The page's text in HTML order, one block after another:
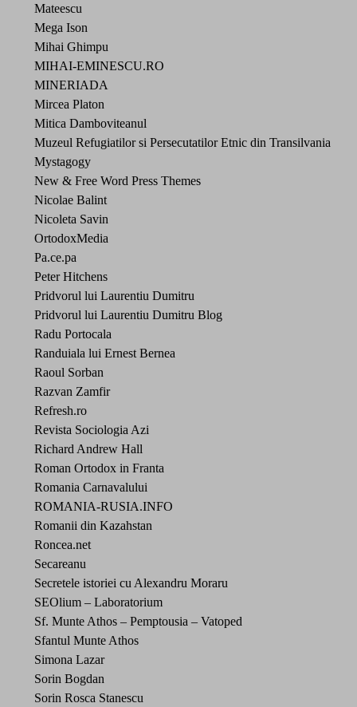
Mateescu
Mega Ison
Mihai Ghimpu
MIHAI-EMINESCU.RO
MINERIADA
Mircea Platon
Mitica Damboviteanul
Muzeul Refugiatilor si Persecutatilor Etnic din Transilvania
Mystagogy
New & Free Word Press Themes
Nicolae Balint
Nicoleta Savin
OrtodoxMedia
Pa.ce.pa
Peter Hitchens
Pridvorul lui Laurentiu Dumitru
Pridvorul lui Laurentiu Dumitru Blog
Radu Portocala
Randuiala lui Ernest Bernea
Raoul Sorban
Razvan Zamfir
Refresh.ro
Revista Sociologia Azi
Richard Andrew Hall
Roman Ortodox in Franta
Romania Carnavalului
ROMANIA-RUSIA.INFO
Romanii din Kazahstan
Roncea.net
Secareanu
Secretele istoriei cu Alexandru Moraru
SEOlium – Laboratorium
Sf. Munte Athos – Pemptousia – Vatoped
Sfantul Munte Athos
Simona Lazar
Sorin Bogdan
Sorin Rosca Stanescu